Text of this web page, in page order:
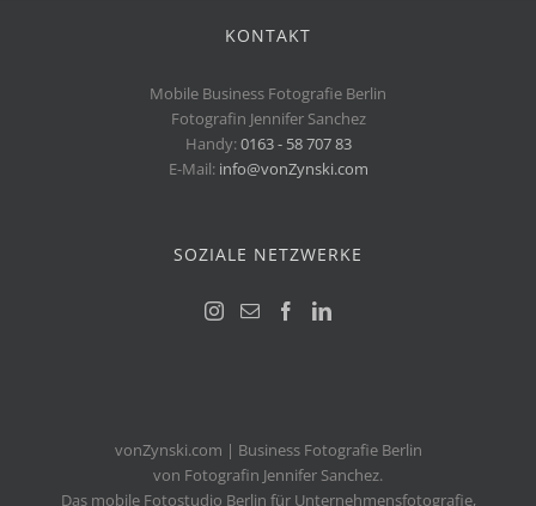
KONTAKT
Mobile Business Fotografie Berlin
Fotografin Jennifer Sanchez
Handy:0163 - 58 707 83
E-Mail: info@vonZynski.com
SOZIALE NETZWERKE
vonZynski.com | Business Fotografie Berlin
von Fotografin Jennifer Sanchez.
Das mobile Fotostudio Berlin für Unternehmensfotografie,